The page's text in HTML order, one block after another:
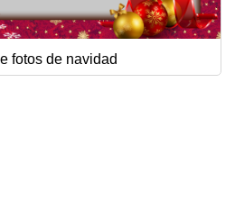
fotos de navidad